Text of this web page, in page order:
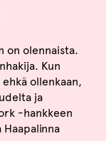
on olennaista.
Kun
ollenkaan,
ja
-hankkeen
Haapalinna